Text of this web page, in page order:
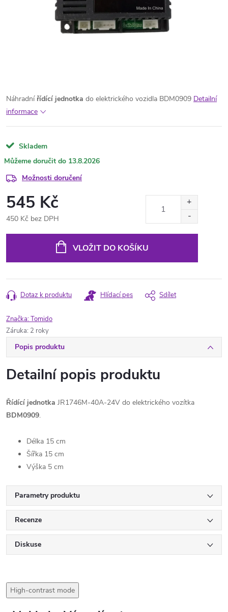
Náhradnířídící jednotka do elektrického vozidla BDM0909 Detailní
informace
Skladem
13.8.2026
Možnosti doručení
545 Kč
450 Kč bez DPH
VLOŽIT DO KOŠÍKU
Dotaz k produktu Hlídací pes Sdílet
Značka:Tomido
Záruka: 2 roky
Popis produktu
Detailní popis produktu
Řídící jednotka JR1746M-40A-24V do elektrického vozítka
BDM0909.
Délka 15 cm
Šířka 15 cm
Výška 5 cm
Parametry produktu
Recenze
Diskuse
High-contrast mode